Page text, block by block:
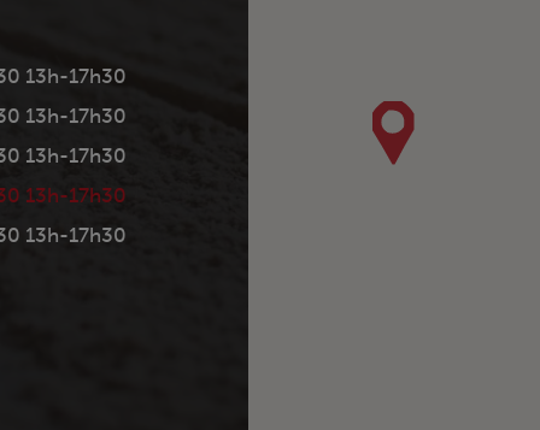
13h-17h30
13h-17h30
13h-17h30
13h-17h30
13h-17h30